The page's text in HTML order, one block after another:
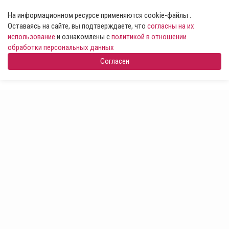
На информационном ресурсе применяются cookie-файлы .
Оставаясь на сайте, вы подтверждаете, что согласны на их
использование и ознакомлены сполитикой в отношении
обработки персональных данных
Согласен